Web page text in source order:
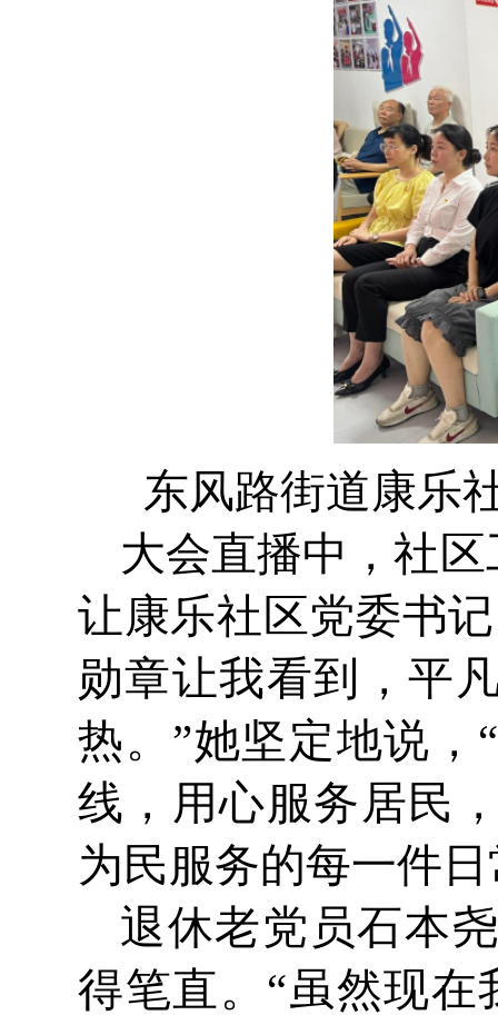
东风路街道康乐
大会直播中，社
让康乐社区党委书
勋章让我看到，平
热。”她坚定地说
线，用心服务居民
为民服务的每一件
退休老党员石本
得笔直。“虽然现